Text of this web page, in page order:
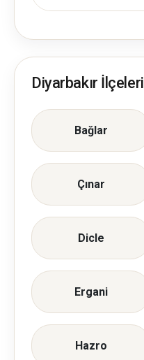
Diyarbakır İlçeleri
Bağlar
Çınar
Dicle
Ergani
Hazro